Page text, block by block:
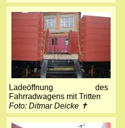
Ladeöffnung des
Fahrradwagens mit Tritten
Foto: Ditmar Deicke ✝